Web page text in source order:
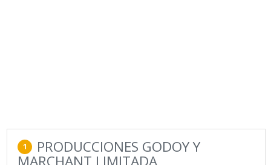
1 PRODUCCIONES GODOY Y
MARCHANT LIMITADA